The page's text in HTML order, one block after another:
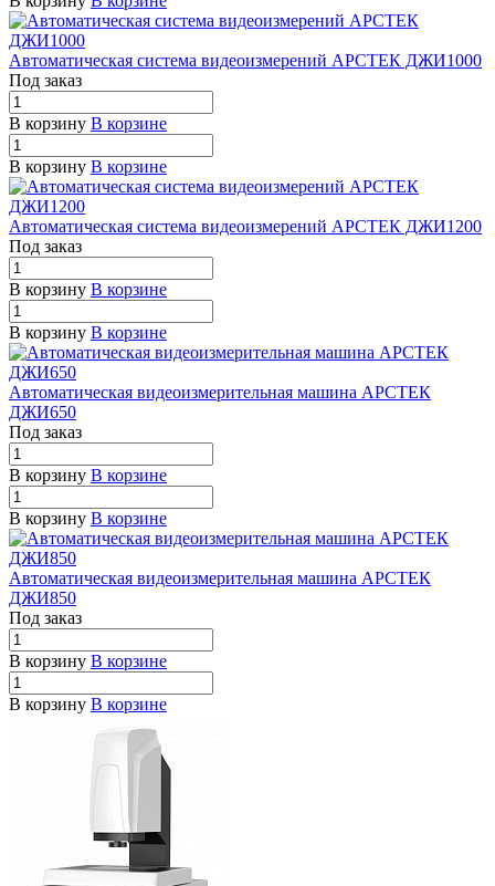
Автоматическая система видеоизмерений АРСТЕК ДЖИ1000
Под заказ
В корзину В корзине
В корзину В корзине
Автоматическая система видеоизмерений АРСТЕК ДЖИ1200
Под заказ
В корзину В корзине
В корзину В корзине
Автоматическая видеоизмерительная машина АРСТЕК
ДЖИ650
Под заказ
В корзину В корзине
В корзину В корзине
Автоматическая видеоизмерительная машина АРСТЕК
ДЖИ850
Под заказ
В корзину В корзине
В корзину В корзине